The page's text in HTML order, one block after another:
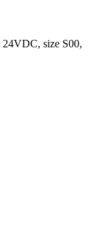
size S00,